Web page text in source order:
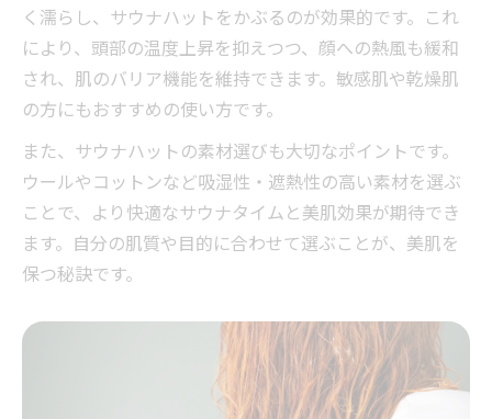
く濡らし、サウナハットをかぶるのが効果的です。これ
により、頭部の温度上昇を抑えつつ、顔への熱風も緩和
され、肌のバリア機能を維持できます。敏感肌や乾燥肌
の方にもおすすめの使い方です。
また、サウナハットの素材選びも大切なポイントです。
ウールやコットンなど吸湿性・遮熱性の高い素材を選ぶ
ことで、より快適なサウナタイムと美肌効果が期待でき
ます。自分の肌質や目的に合わせて選ぶことが、美肌を
保つ秘訣です。